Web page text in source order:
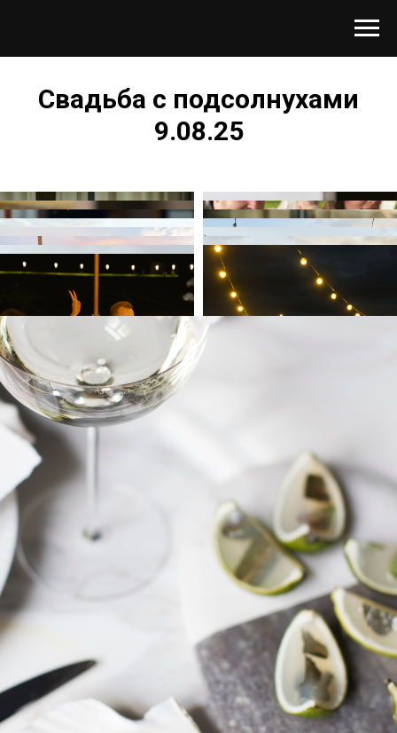
Свадьба с подсолнухами
9.08.25